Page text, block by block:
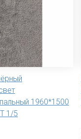
1960*1500
1/5